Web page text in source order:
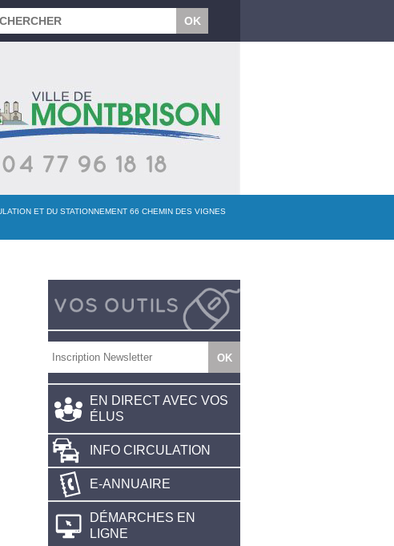
ET DU STATIONNEMENT 66 CHEMIN DES VIGNES
EN DIRECT AVEC VOS
ÉLUS
INFO CIRCULATION
E-ANNUAIRE
DÉMARCHES EN
LIGNE